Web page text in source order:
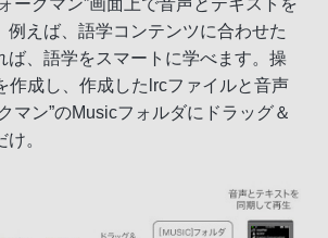
ークマン”画面上で音声とテキストを
例えば、語学コンテンツに合わせた
ば、語学をスマートに学べます。操
作成し、作成したlrcファイルと音声
マン”のMusicフォルダにドラッグ＆
。